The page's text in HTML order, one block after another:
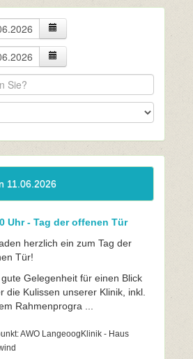
11.06.2026
Uhr - Tag der offenen Tür
herzlich ein zum Tag der
Tür!
gute Gelegenheit für einen Blick
die Kulissen unserer Klinik, inkl.
Rahmenprogra ...
AWO LangeoogKlinik - Haus